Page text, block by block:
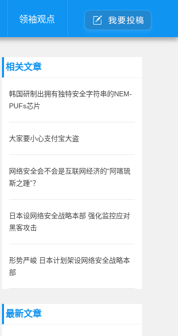
领袖观点
相关文章
韩国研制出拥有独特安全字符串的NEM-
PUFs芯片
大家要小心支付宝大盗
网络安全会不会是互联网经济的“阿喀琉
斯之踵”？
日本设网络安全战略本部 强化监控应对
黑客攻击
形势严峻 日本计划架设网络安全战略本
部
最新文章